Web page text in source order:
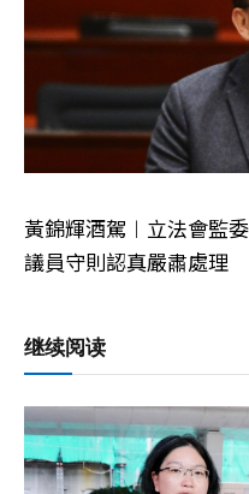
黃錦輝酒駕︱立法會監
議員守則認真嚴肅處理
继续阅读